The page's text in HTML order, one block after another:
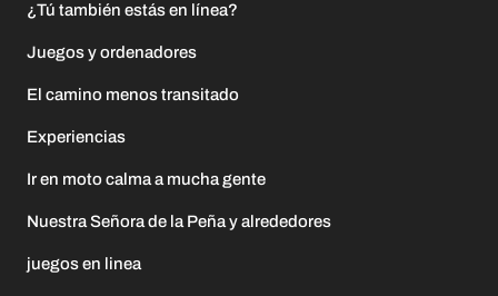
¿Tú también estás en línea?
Juegos y ordenadores
El camino menos transitado
Experiencias
Ir en moto calma a mucha gente
Nuestra Señora de la Peña y alrededores
juegos en linea